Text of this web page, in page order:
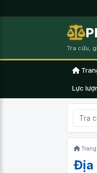
Tra cứu,
Lực
Địa